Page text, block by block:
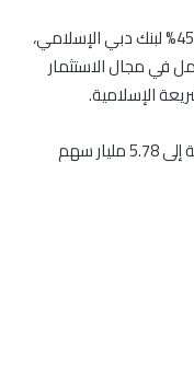
وشركة ديار للتطوير، هي شركة تابعة بنسبة 45% لبنك دبي الإسلامي،
في مجال الاستثمار
الإسلامية.
ويبلغ رأسمال الشركة 5.78 مليار درهم موزعة إلى 5.78 مليار سهم